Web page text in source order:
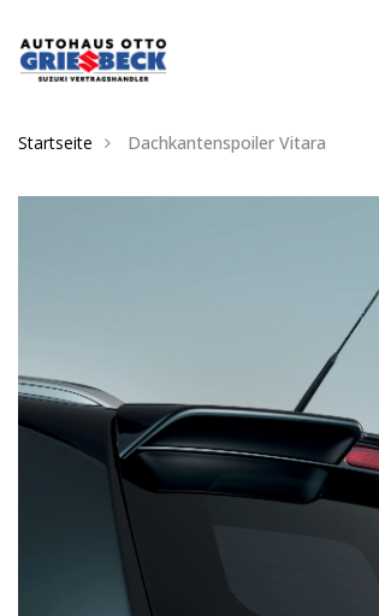
Startseite Dachkantenspoiler Vitara